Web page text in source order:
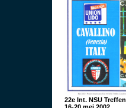
22e Int. NSU Treffen